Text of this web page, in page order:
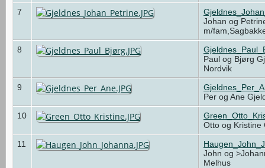
7
Johan og
m/
8
Paul og Bjørg
Nordvik
9
Per og Ane
10
Otto og
11
John og
Melhus